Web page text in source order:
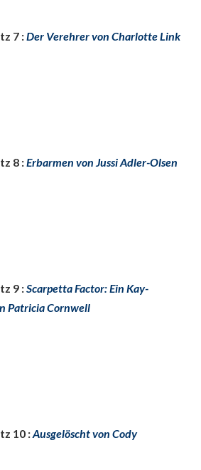
7 :Der Verehrer von Charlotte Link
8 :Erbarmen von Jussi Adler-Olsen
9 :Scarpetta Factor: Ein Kay-
Patricia Cornwell
10 :Ausgelöscht von Cody